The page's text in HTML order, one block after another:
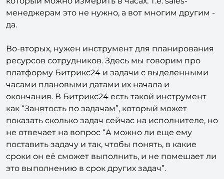
менеджерам это не нужно, а вот многим другим -
да.
Во-вторых, нужен инструмент для планирования
ресурсов сотрудников. Здесь мы говорим про
платформу Битрикс24 и задачи с выделенными
часами плановыми датами их начала и
окончания. В Битрикс24 есть такой инструмент
как “Занятость по задачам”, который может
показать сколько задач сейчас на исполнителе, но
не отвечает на вопрос “А можно ли еще ему
поставить задачу и так, чтобы понять, в какие
сроки он её сможет выполнить, и не помешает ли
это выполнению в срок других задач”.